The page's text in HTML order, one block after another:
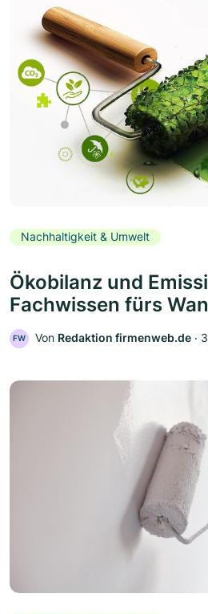
Nachhaltigkeit & Umwelt
Ökobilanz und
Fachwissen fürs
FW Von Redaktion firmenweb.de ‧